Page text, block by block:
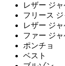
レザー ジャ
フリース ジ
レザー ジャ
ファー ジャ
ポンチョ
ベスト